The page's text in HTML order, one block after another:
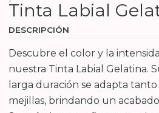
Tinta Labial
DESCRIPCIÓN
Descubre el color y la
nuestra Tinta Labial Gelatina.
larga duración se adapta tanto
mejillas, brindando un